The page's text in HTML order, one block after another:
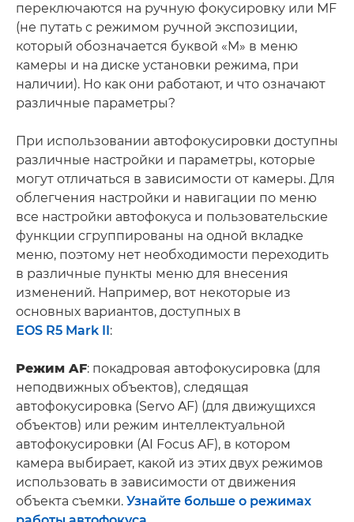
переключаются на ручную фокусировку или MF
(не путать с режимом ручной экспозиции,
который обозначается буквой «M» в меню
камеры и на диске установки режима, при
наличии). Но как они работают, и что означают
различные параметры?
При использовании автофокусировки доступны
различные настройки и параметры, которые
могут отличаться в зависимости от камеры. Для
облегчения настройки и навигации по меню
все настройки автофокуса и пользовательские
функции сгруппированы на одной вкладке
меню, поэтому нет необходимости переходить
в различные пункты меню для внесения
изменений. Например, вот некоторые из
основных вариантов, доступных в
EOS R5 Mark II:
Режим AF: покадровая автофокусировка (для
неподвижных объектов), следящая
автофокусировка (Servo AF) (для движущихся
объектов) или режим интеллектуальной
автофокусировки (AI Focus AF), в котором
камера выбирает, какой из этих двух режимов
использовать в зависимости от движения
объекта съемки. Узнайте больше о режимах